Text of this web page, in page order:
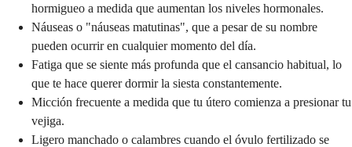
hormigueo a medida que aumentan los niveles hormonales.
Náuseas o "náuseas matutinas", que a pesar de su nombre
pueden ocurrir en cualquier momento del día.
Fatiga que se siente más profunda que el cansancio habitual, lo
que te hace querer dormir la siesta constantemente.
Micción frecuente a medida que tu útero comienza a presionar tu
vejiga.
Ligero manchado o calambres cuando el óvulo fertilizado se